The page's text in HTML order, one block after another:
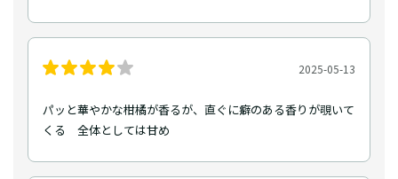
2025-05-13
パッと華やかな柑橘が香るが、直ぐに癖のある香りが覗いて
くる 全体としては甘め